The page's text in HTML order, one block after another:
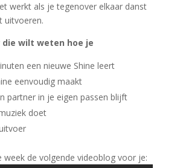
werkt als je tegenover elkaar danst
uitvoeren.
die wilt weten hoe je
een nieuwe Shine leert
eenvoudig maakt
partner in je eigen passen blijft
doet
week de volgende videoblog voor je: